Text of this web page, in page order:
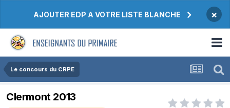
AJOUTER EDP A VOTRE LISTE BLANCHE ×
Le concours du CRPE
Clermont 2013